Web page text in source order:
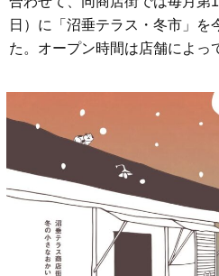
日）に「沼垂テラス・冬市」を
た。オープン時間は店舗によっ